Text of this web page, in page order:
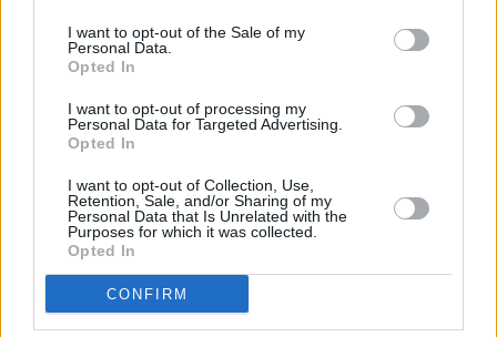
I want to opt-out of the Sale of my
Personal Data.
Opted In
I want to opt-out of processing my
Personal Data for Targeted Advertising.
Opted In
I want to opt-out of Collection, Use,
Retention, Sale, and/or Sharing of my
Personal Data that Is Unrelated with the
Purposes for which it was collected.
Opted In
CONFIRM
Πριν 7 χρόνια
Διήμερο εκδηλώσεων από το Μουσικό Σχολείο